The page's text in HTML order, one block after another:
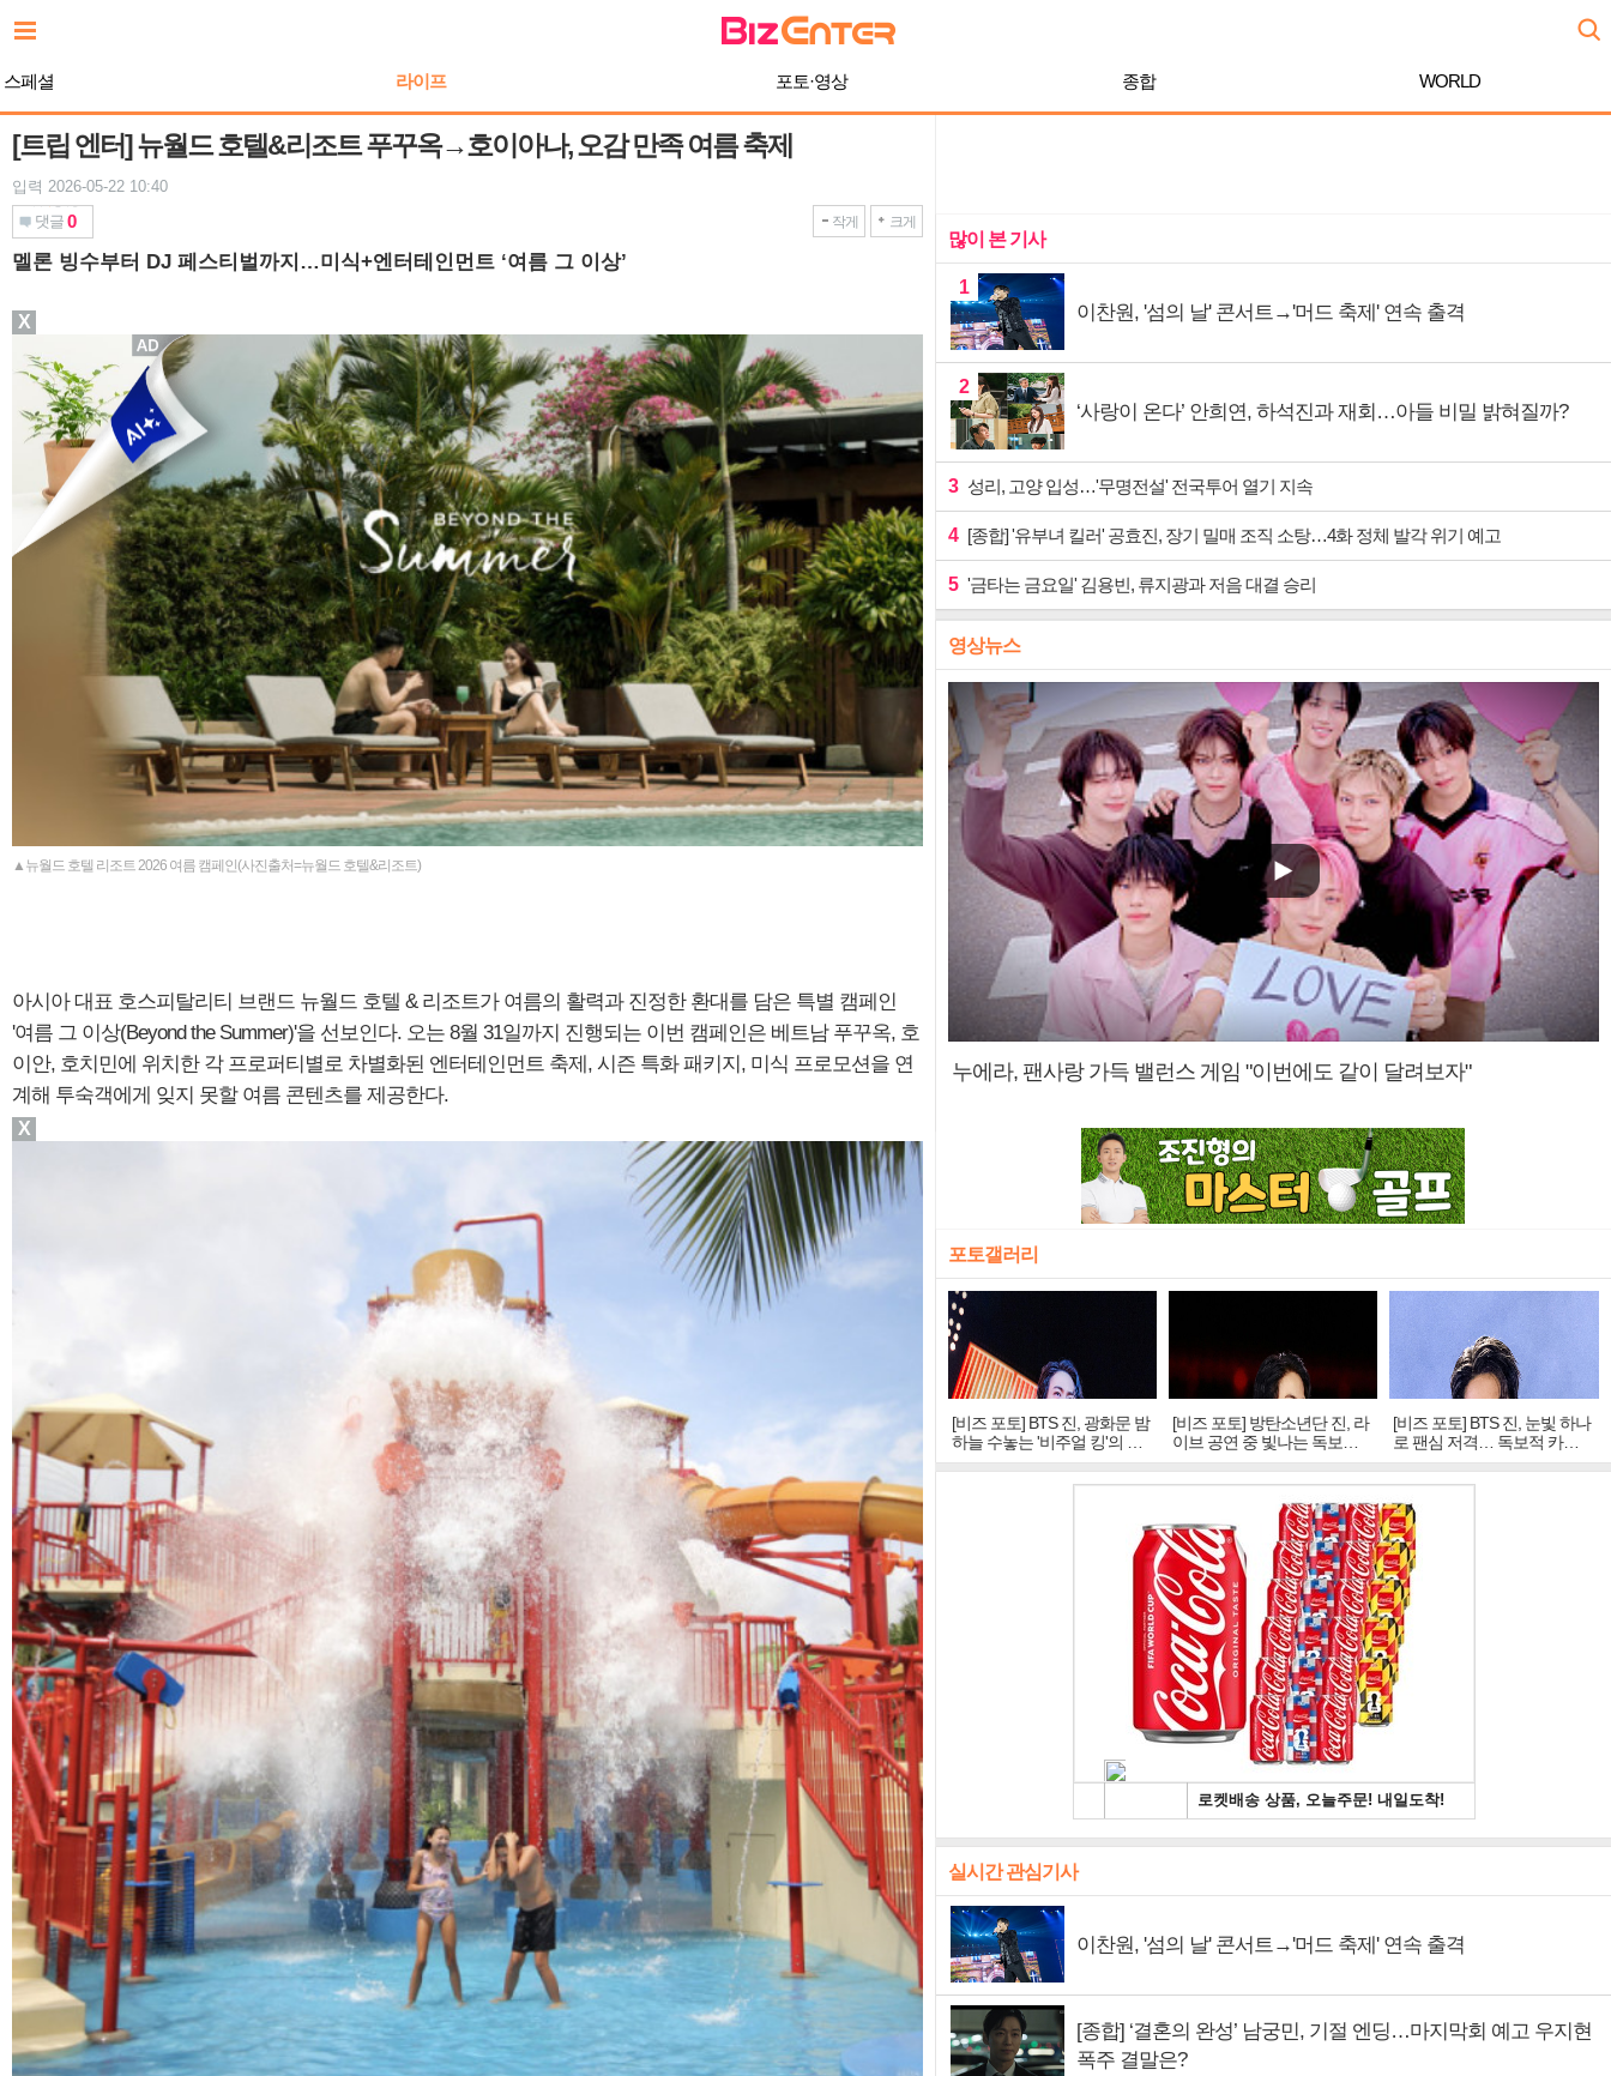
문
로
기
스페셜 라이프 포토·영상 종합 WORLD
[트립 엔터] 뉴월드 호텔&리조트 푸꾸옥→호이아나, 오감 만족 여름 축제
입력 2026-05-22 10:40
댓글 0 작게 크게
멜론 빙수부터 DJ 페스티벌까지…미식+엔터테인먼트 ‘여름 그 이상’
▲뉴월드 호텔 리조트 2026 여름 캠페인(사진출처=뉴월드 호텔&리조트)
아시아 대표 호스피탈리티 브랜드 뉴월드 호텔 & 리조트가 여름의 활력과 진정한 환대를 담은 특별 캠페인
'여름 그 이상(Beyond the Summer)'을 선보인다. 오는 8월 31일까지 진행되는 이번 캠페인은 베트남 푸꾸옥, 호
이안, 호치민에 위치한 각 프로퍼티별로 차별화된 엔터테인먼트 축제, 시즌 특화 패키지, 미식 프로모션을 연
계해 투숙객에게 잊지 못할 여름 콘텐츠를 제공한다.
많이 본 기사
1
이찬원, '섬의 날' 콘서트→'머드 축제' 연속 출격
2
‘사랑이 온다’ 안희연, 하석진과 재회…아들 비밀 밝혀질까?
3 성리, 고양 입성…'무명전설' 전국투어 열기 지속
4 [종합] '유부녀 킬러' 공효진, 장기 밀매 조직 소탕…4화 정체 발각 위기 예고
5 '금타는 금요일' 김용빈, 류지광과 저음 대결 승리
영상뉴스
누에라, 팬사랑 가득 밸런스 게임 "이번에도 같이 달려보자"
포토갤러리
[비즈 포토] BTS 진, 광화문 밤
하늘 수놓는 '비주얼 킹'의 열
창
[비즈 포토] 방탄소년단 진, 라
이브 공연 중 빛나는 독보적
아우라
[비즈 포토] BTS 진, 눈빛 하나
로 팬심 저격… 독보적 카리
스마
실시간 관심기사
이찬원, '섬의 날' 콘서트→'머드 축제' 연속 출격
[종합] ‘결혼의 완성’ 남궁민, 기절 엔딩…마지막회 예고 우지현
폭주 결말은?
X
X